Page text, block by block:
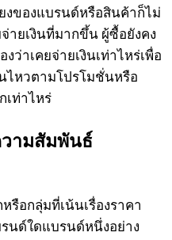
ของแบรนด์หรือสินค้าก็ไม่
ายเงินที่มากขึ้น ผู้ซื้อยังคง
ว่าเคยจ่ายเงินเท่าไหร่เพื่อ
ไหวตามโปรโมชั่นหรือ
เท่าไหร่
วามสัมพันธ์
รือกลุ่มที่เน้นเรื่องราคา
นด์ใดแบรนด์หนึ่งอย่าง